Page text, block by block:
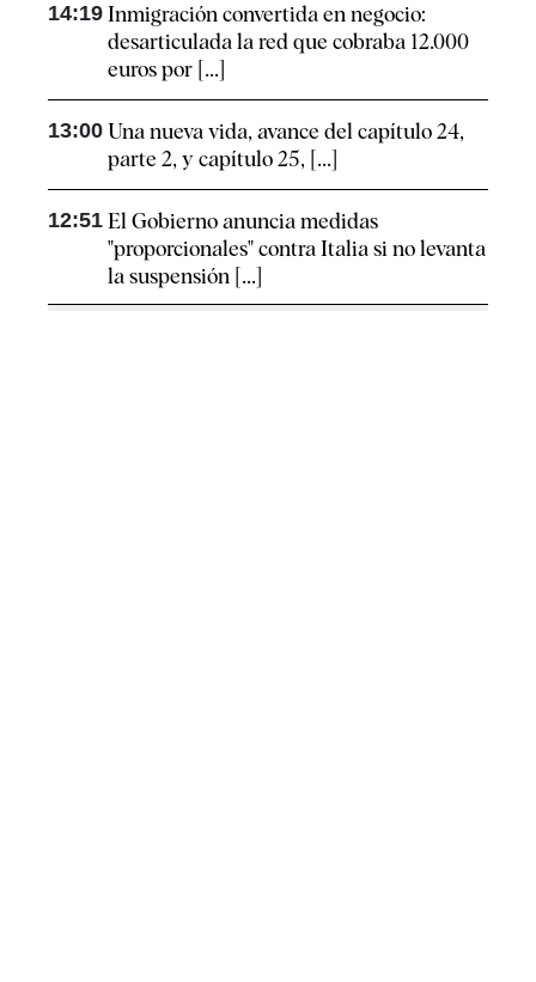
14:19 Inmigración convertida en negocio:
desarticulada la red que cobraba 12.000
euros por [...]
13:00 Una nueva vida, avance del capítulo 24,
parte 2, y capítulo 25, [...]
12:51 El Gobierno anuncia medidas
"proporcionales" contra Italia si no levanta
la suspensión [...]